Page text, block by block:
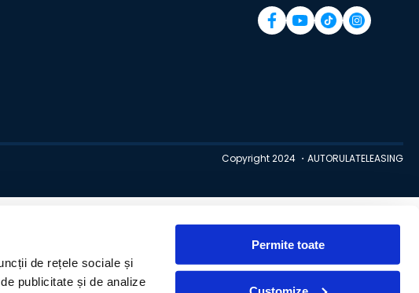
de rețele sociale și
publicitate și de analize
Permite toate
Copyright 2024 ・AUTORULATELEASING